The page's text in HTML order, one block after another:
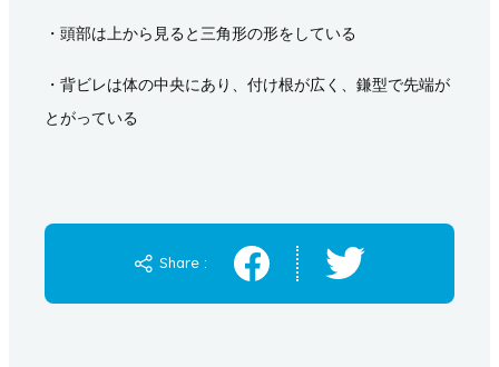
・頭部は上から見ると三角形の形をしている
・背ビレは体の中央にあり、付け根が広く、鎌型で先端が
とがっている
Share :